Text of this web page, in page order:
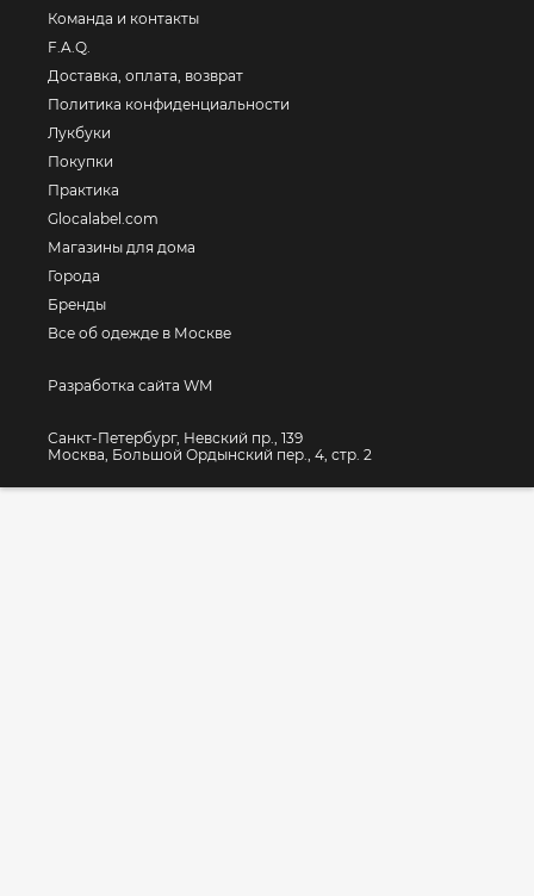
Команда и контакты
F.A.Q.
Доставка, оплата, возврат
Политика конфиденциальности
Лукбуки
Покупки
Практика
Glocalabel.com
Магазины для дома
Города
Бренды
Все об одежде в Москве
Разработка сайта WM
Санкт-Петербург, Невский пр., 139
Москва, Большой Ордынский пер., 4, стр. 2